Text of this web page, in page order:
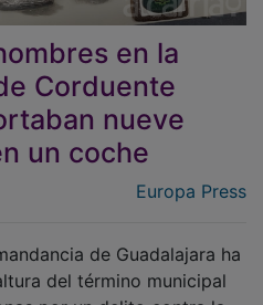
en la
Corduente
nueve
un coche
del término municipal
por un delito contra la